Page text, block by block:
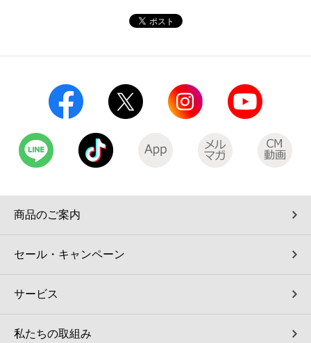
商品のご案内
セール・キャンペーン
サービス
私たちの取組み